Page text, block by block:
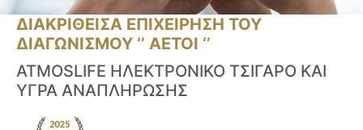
ΔΙΑΚΡΙΘΕΙΣΑ ΕΠΙΧΕΙΡΗΣΗ ΤΟΥ
ΔΙΑΓΩΝΙΣΜΟΥ ‘’ ΑΕΤΟΙ ‘’
ATMOSLIFE ΗΛΕΚΤΡΟΝΙΚΟ ΤΣΙΓΑΡΟ ΚΑΙ
ΥΓΡΑ ΑΝΑΠΛΗΡΩΣΗΣ